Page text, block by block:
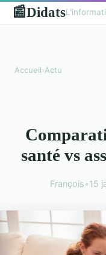
📰Didats
Accueil›Actu
santé vs
François•15